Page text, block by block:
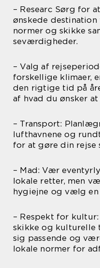
– Researc Sørg for
ønskede
normer og skikke
seværdigheder.
– Valg af
forskellige klimaer,
den rigtige tid på
af hvad du ønsker at
– Transport:
lufthavnene og
for at gøre din rejse
– Mad: Vær
lokale retter, men
hygiejne og vælg
– Respekt for
skikke og kulturelle
sig passende og
lokale normer for